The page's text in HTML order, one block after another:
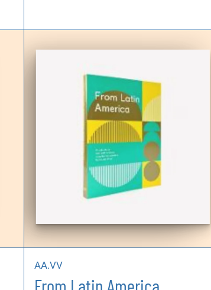
AA.VV
From Latin America